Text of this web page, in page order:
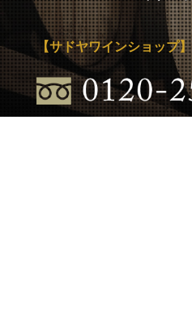
【サドヤワインショップ】